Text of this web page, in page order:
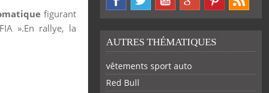
figurant
».En rallye, la
AUTRES THÉMATIQUES
vêtements sport auto
Red Bull